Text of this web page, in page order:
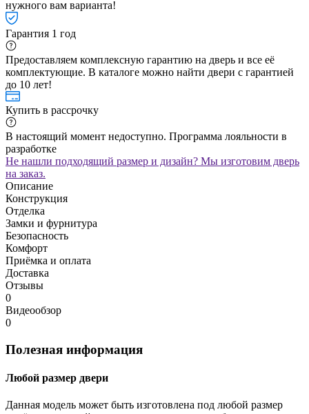
нужного вам варианта!
Гарантия 1 год
Предоставляем комплексную гарантию на дверь и все её
комплектующие. В каталоге можно найти двери с гарантией
до 10 лет!
Купить в рассрочку
В настоящий момент недоступно. Программа лояльности в
разработке
Не нашли подходящий размер и дизайн? Мы изготовим дверь
на заказ.
Описание
Конструкция
Отделка
Замки и фурнитура
Безопасность
Комфорт
Приёмка и оплата
Доставка
Отзывы
0
Видеообзор
0
Полезная информация
Любой размер двери
Данная модель может быть изготовлена под любой размер